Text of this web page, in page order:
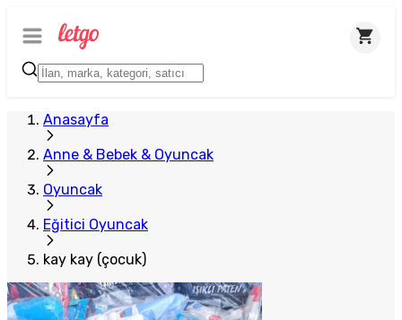
Anasayfa
Anne & Bebek & Oyuncak
Oyuncak
Eğitici Oyuncak
kay kay (çocuk)
Plus Satıcı